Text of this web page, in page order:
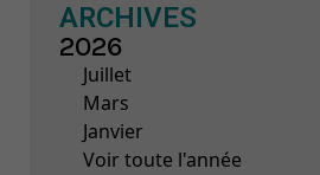
ARCHIVES
2026
Juillet
Mars
Janvier
Voir toute l'année